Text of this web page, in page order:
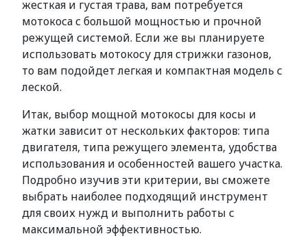
жесткая и густая трава, вам потребуется
мотокоса с большой мощностью и прочной
режущей системой. Если же вы планируете
использовать мотокосу для стрижки газонов,
то вам подойдет легкая и компактная модель с
леской.
Итак, выбор мощной мотокосы для косы и
жатки зависит от нескольких факторов: типа
двигателя, типа режущего элемента, удобства
использования и особенностей вашего участка.
Подробно изучив эти критерии, вы сможете
выбрать наиболее подходящий инструмент
для своих нужд и выполнить работы с
максимальной эффективностью.